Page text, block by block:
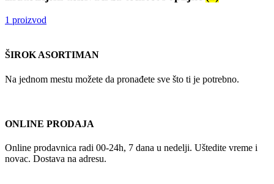
1 proizvod
ŠIROK ASORTIMAN
Na jednom mestu možete da pronađete sve što ti je potrebno.
ONLINE PRODAJA
Online prodavnica radi 00-24h, 7 dana u nedelji. Uštedite vreme i
novac. Dostava na adresu.